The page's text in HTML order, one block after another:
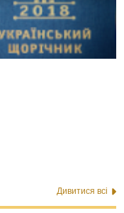
Дивитися всі